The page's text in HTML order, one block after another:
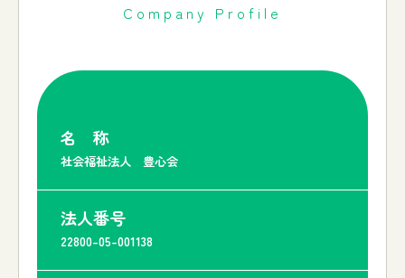
Company Profile
名 称
社会福祉法人 豊心会
法人番号
22800-05-001138